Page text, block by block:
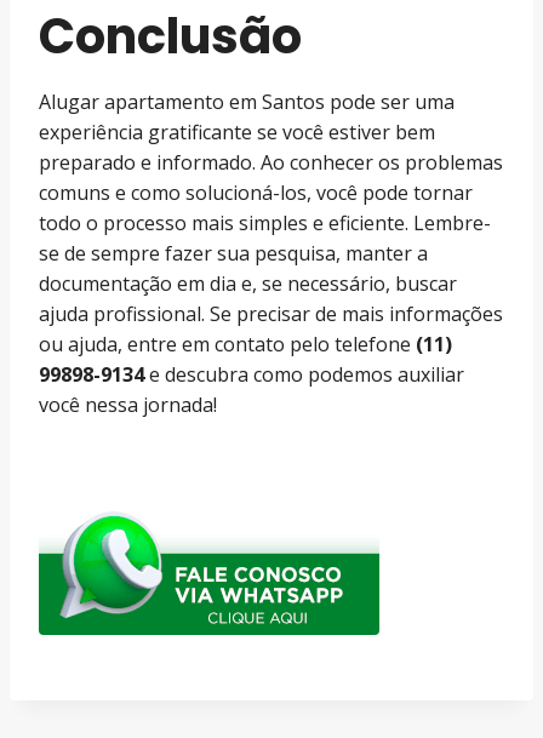
Conclusão
Alugar apartamento em Santos pode ser uma
experiência gratificante se você estiver bem
preparado e informado. Ao conhecer os problemas
comuns e como solucioná-los, você pode tornar
todo o processo mais simples e eficiente. Lembre-
se de sempre fazer sua pesquisa, manter a
documentação em dia e, se necessário, buscar
ajuda profissional. Se precisar de mais informações
ou ajuda, entre em contato pelo telefone (11)
99898-9134e descubra como podemos auxiliar
você nessa jornada!